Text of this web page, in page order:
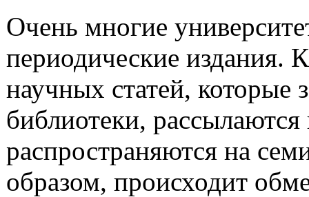
Очень многие
периодические издания.
научных статей, которые
библиотеки,
распространяются на
образом, происходит